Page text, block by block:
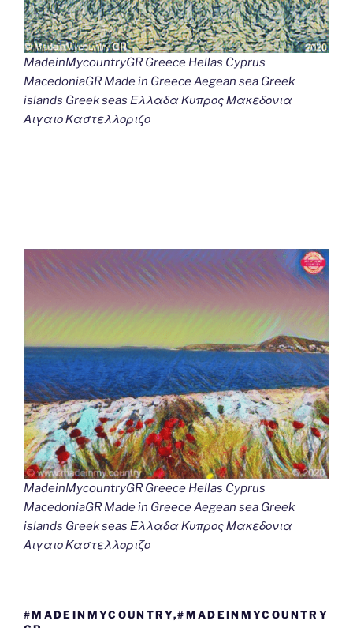
MadeinMycountryGR Greece Hellas Cyprus
MacedoniaGR Made in Greece Aegean sea Greek
islands Greek seas Ελλαδα Κυπρος Μακεδονια
Αιγαιο Καστελλοριζο
MadeinMycountryGR Greece Hellas Cyprus
MacedoniaGR Made in Greece Aegean sea Greek
islands Greek seas Ελλαδα Κυπρος Μακεδονια
Αιγαιο Καστελλοριζο
#MADEINMYCOUNTRY,#MADEINMYCOUNTRY